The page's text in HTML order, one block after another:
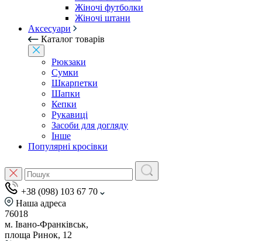
Жіночі футболки
Жіночі штани
Аксесуари
Каталог товарів
Рюкзаки
Сумки
Шкарпетки
Шапки
Кепки
Рукавиці
Засоби для догляду
Інше
Популярні кросівки
+38 (098) 103 67 70
Наша адреса
76018
м. Івано-Франківськ,
площа Ринок, 12